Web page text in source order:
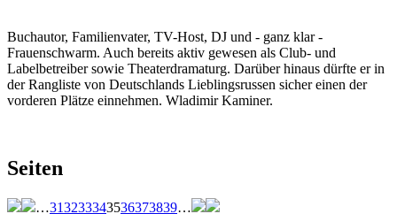
Buchautor, Familienvater, TV-Host, DJ und - ganz klar -
Frauenschwarm. Auch bereits aktiv gewesen als Club- und
Labelbetreiber sowie Theaterdramaturg. Darüber hinaus dürfte er in
der Rangliste von Deutschlands Lieblingsrussen sicher einen der
vorderen Plätze einnehmen. Wladimir Kaminer.
Seiten
…313233343536373839…